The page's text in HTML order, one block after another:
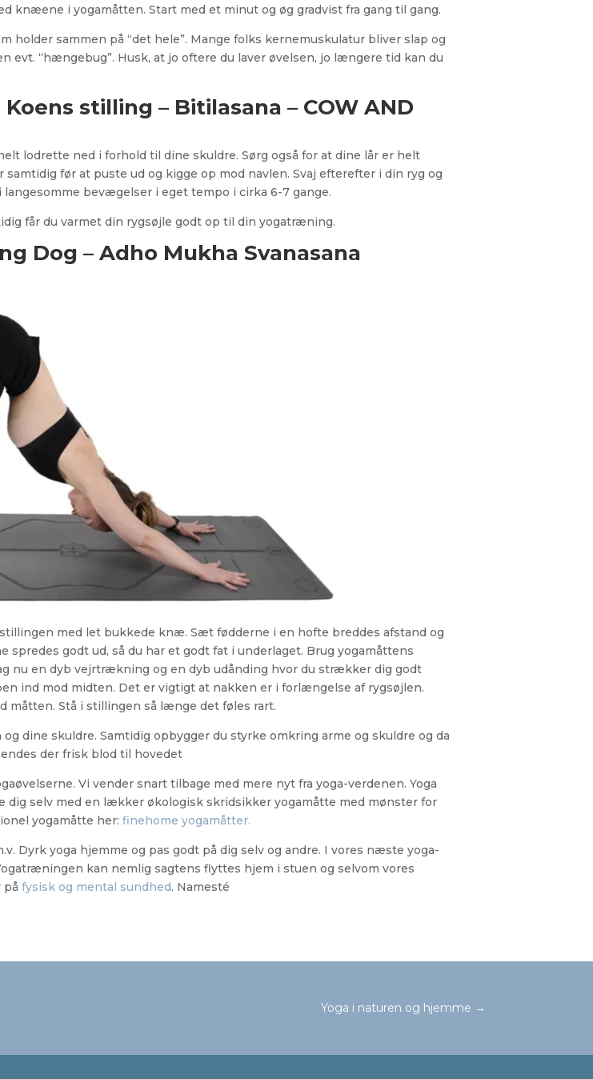
knæene i yogamåtten. Start med et minut og øg gradvist fra gang til gang.
holder sammen på “det hele”. Mange folks kernemuskulatur bliver slap og
evt. “hængebug”. Husk, at jo oftere du laver øvelsen, jo længere tid kan du
stilling – Bitilasana – COW AND
lodrette ned i forhold til dine skuldre. Sørg også for at dine lår er helt
før at puste ud og kigge op mod navlen. Svaj efterefter i din ryg og
bevægelser i eget tempo i cirka 6-7 gange.
får du varmet din rygsøjle godt op til din yogatræning.
Dog – Adho Mukha Svanasana
med let bukkede knæ. Sæt fødderne i en hofte breddes afstand og
godt ud, så du har et godt fat i underlaget. Brug yogamåttens
nu en dyb vejrtrækning og en dyb udånding hvor du strækker dig godt
ind mod midten. Det er vigtigt at nakken er i forlængelse af rygsøjlen.
Stå i stillingen så længe det føles rart.
dine skuldre. Samtidig opbygger du styrke omkring arme og skuldre og da
der frisk blod til hovedet
Vi vender snart tilbage med mere nyt fra yoga-verdenen. Yoga
dig selv med en lækker økologisk skridsikker yogamåtte med mønster for
yogamåtte her: finehome yogamåtter.
Dyrk yoga hjemme og pas godt på dig selv og andre. I vores næste yoga-
kan nemlig sagtens flyttes hjem i stuen og selvom vores
på fysisk og mental sundhed. Namesté
Yoga i naturen og hjemme →